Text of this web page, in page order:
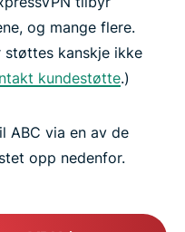
og mange flere.
støttes kanskje ikke
kundestøtte.)
ABC via en av de
opp nedenfor.